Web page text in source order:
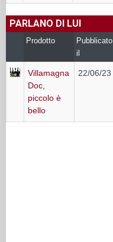
PARLANO DI LUI
Prodotto
Pubblicato
il
Villamagna
Doc,
piccolo è
bello
22/06/23